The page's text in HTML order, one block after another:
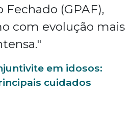
Fechado (GPAF),
com evolução mais
em idosos:
cuidados